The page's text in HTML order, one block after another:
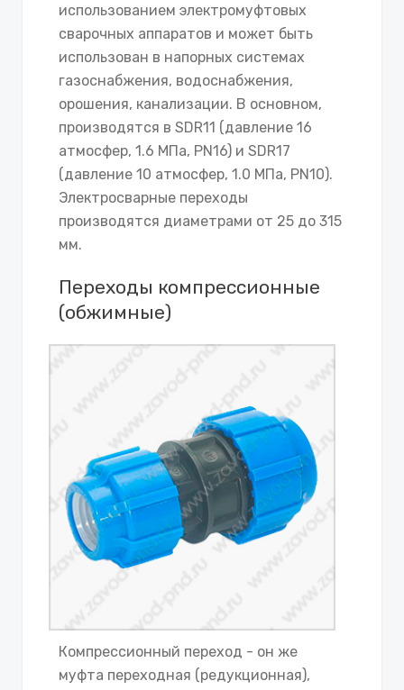
использованием электромуфтовых
сварочных аппаратов и может быть
использован в напорных системах
газоснабжения, водоснабжения,
орошения, канализации. В основном,
производятся в SDR11 (давление 16
атмосфер, 1.6 МПа, PN16) и SDR17
(давление 10 атмосфер, 1.0 МПа, PN10).
Электросварные переходы
производятся диаметрами от 25 до 315
мм.
Переходы компрессионные
(обжимные)
Компрессионный переход - он же
муфта переходная (редукционная),